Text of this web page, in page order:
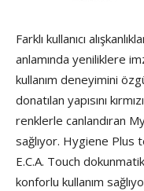
Farklı kullanıcı
anlamında yeniliklere
kullanım deneyimini
donatılan yapısını
renklerle canlandıran
sağlıyor. Hygiene Plus
E.C.A. Touch
konforlu kullanım